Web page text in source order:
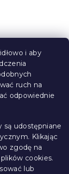
i aby
ruch na
odpowiednie
są udostępniane
Klikając
zgodę na
cookies.
lub